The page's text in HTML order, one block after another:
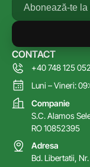
CONTACT
+40 748 125 052
Luni – Vineri:
Companie
S.C. Alamos
RO 10852395
Adresa
Bd. Libertatii, Nr.